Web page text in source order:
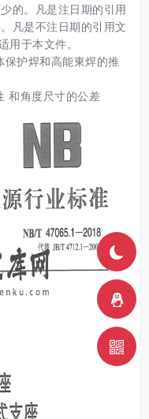
的。凡是注日期的引用
凡是不注日期的引用文
于本文件。
护焊和高能東焊的推
和角度尺寸的公差